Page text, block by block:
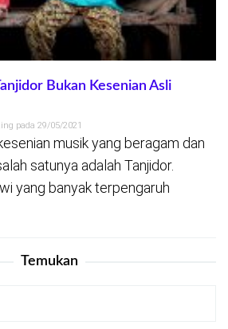
Bukan Kesenian Asli
pada 29/05/2021
musik yang beragam dan
satunya adalah Tanjidor.
yang banyak terpengaruh
Temukan